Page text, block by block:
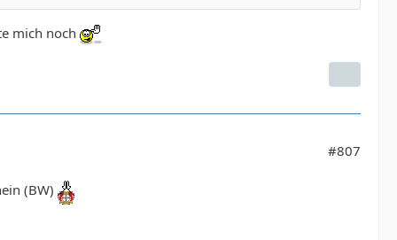
mich noch
#807
(BW)